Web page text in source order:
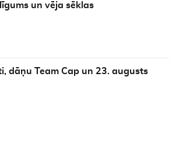
un vēja sēklas
dāņu Team Cap un 23. augusts